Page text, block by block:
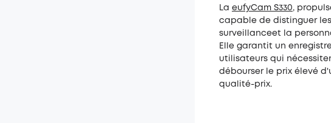
La eufyCam S330,
capable de distinguer
surveillanceet la
Elle garantit un
utilisateurs qui
débourser le prix élevé
qualité-prix.